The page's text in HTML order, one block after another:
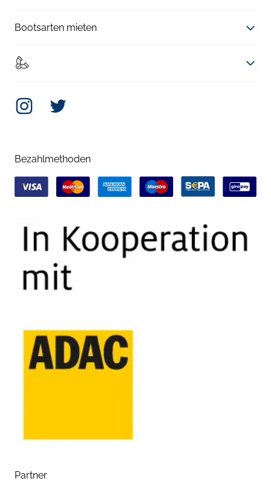
Bootsarten mieten
InstagramTwitter
Bezahlmethoden
Partner